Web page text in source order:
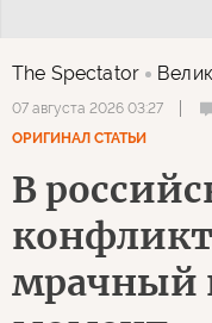
The Spectator
07 августа 2026 03:27
ОРИГИНАЛ СТАТЬИ
В
мрачный